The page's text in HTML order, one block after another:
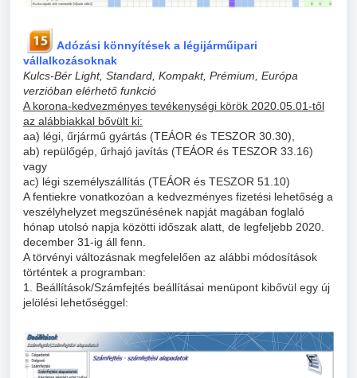
Adózási könnyítések a légijárműipari
vállalkozásoknak
Kulcs-Bér Light, Standard, Kompakt, Prémium, Európa
verzióban elérhető funkció
A korona-kedvezményes tevékenységi körök 2020.05.01-től
az alábbiakkal bővült ki:
aa) légi, űrjármű gyártás (TEÁOR és TESZOR 30.30),
ab) repülőgép, űrhajó javítás (TEÁOR és TESZOR 33.16)
vagy
ac) légi személyszállítás (TEÁOR és TESZOR 51.10)
A fentiekre vonatkozóan a kedvezményes fizetési lehetőség a
veszélyhelyzet megszűnésének napját magában foglaló
hónap utolsó napja közötti időszak alatt, de legfeljebb 2020.
december 31-ig áll fenn.
A törvényi változásnak megfelelően az alábbi módosítások
történtek a programban:
1. Beállítások/Számfejtés beállításai menüpont kibővül egy új
jelölési lehetőséggel: